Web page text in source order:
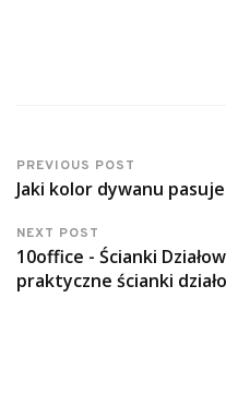
PREVIOUS POST
Jaki kolor dywanu
NEXT POST
10office - Ścianki
praktyczne ścianki